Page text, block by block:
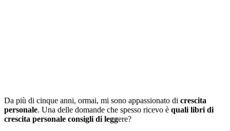
Da più di cinque anni, ormai, mi sono appassionato di crescita
personale. Una delle domande che spesso ricevo è quali libri di
crescita personale consigli di leggere?